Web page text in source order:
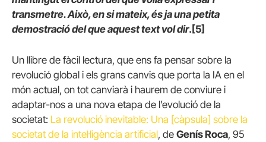
transmetre. Això, en si mateix, és ja una petita
demostració del que aquest text vol dir.[5]
Un llibre de fàcil lectura, que ens fa pensar sobre la
revolució global i els grans canvis que porta la IA en el
món actual, on tot canviarà i haurem de conviure i
adaptar-nos a una nova etapa de l’evolució de la
societat: La revolució inevitable: Una [càpsula] sobre la
societat de la intel·ligència artificial, de Genís Roca, 95